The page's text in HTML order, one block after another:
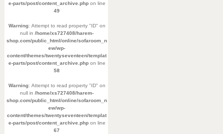
e-parts/post/content_archive.phpon line
49
Warning: Attempt to read property "ID" on
null in/home/xs727408/harem-
shop.com/public_html/online/sofaroom_n
ew/wp-
content/themes/twentyseventeen/templat
e-parts/post/content_archive.phpon line
58
Warning: Attempt to read property "ID" on
null in/home/xs727408/harem-
shop.com/public_html/online/sofaroom_n
ew/wp-
content/themes/twentyseventeen/templat
e-parts/post/content_archive.phpon line
67